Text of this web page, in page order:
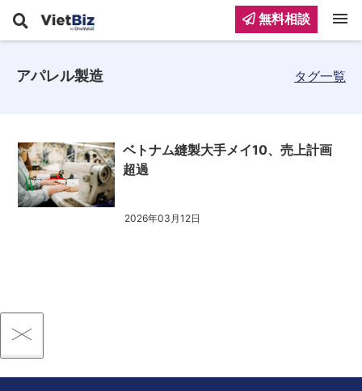
アパレル製造 タグ一覧
ベトナム縫製大手メイ10、売上計画
超過
2026年03月12日
無料相談 menu